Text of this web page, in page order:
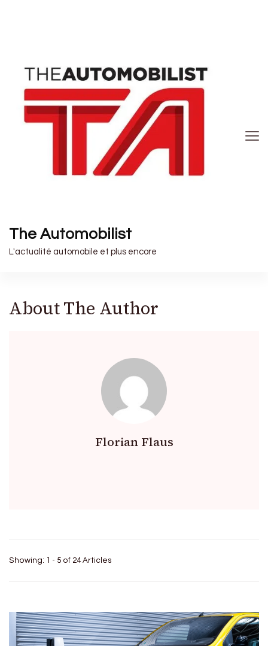
The Automobilist
L'actualité automobile et plus encore
About The Author
Florian Flaus
Showing: 1 - 5 of 24 Articles